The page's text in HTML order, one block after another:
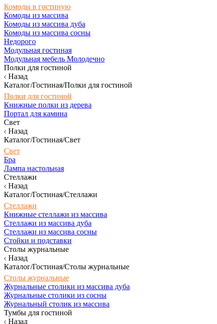
Комоды в гостиную
Комоды из массива
Комоды из массива дуба
Комоды из массива сосны
Недорого
Модульная гостиная
Модульная мебель Молодечно
Полки для гостиной
Назад
Каталог/Гостиная/Полки для гостиной
Полки для гостиной
Книжные полки из дерева
Портал для камина
Свет
Назад
Каталог/Гостиная/Свет
Свет
Бра
Лампа настольная
Стеллажи
Назад
Каталог/Гостиная/Стеллажи
Стеллажи
Книжные стеллажи из массива
Стеллажи из массива дуба
Стеллажи из массива сосны
Стойки и подставки
Столы журнальные
Назад
Каталог/Гостиная/Столы журнальные
Столы журнальные
Журнальные столики из массива дуба
Журнальные столики из сосны
Журнальный столик из массива
Тумбы для гостиной
Назад